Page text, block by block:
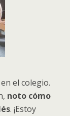
el colegio.
noto cómo
. ¡Estoy